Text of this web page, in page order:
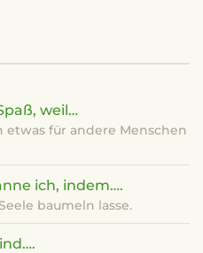
weil…
für andere Menschen
ich, indem….
baumeln lasse.